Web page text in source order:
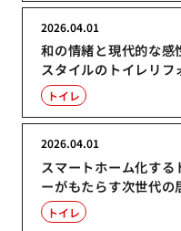
和の情緒と現代的な感
スタイルのトイレリフ
2026.04.01
トイレ
スマートホーム化す
ーがもたらす次世代の
2026.04.01
トイレ